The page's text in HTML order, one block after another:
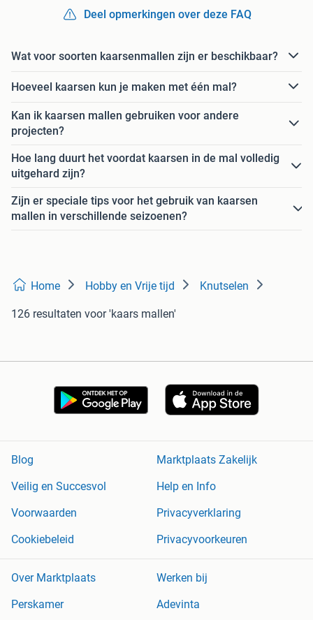
Deel opmerkingen over deze FAQ
Wat voor soorten kaarsenmallen zijn er beschikbaar?
Hoeveel kaarsen kun je maken met één mal?
Kan ik kaarsen mallen gebruiken voor andere
projecten?
Hoe lang duurt het voordat kaarsen in de mal volledig
uitgehard zijn?
Zijn er speciale tips voor het gebruik van kaarsen
mallen in verschillende seizoenen?
Home Hobby en Vrije tijd Knutselen
126 resultaten voor 'kaars mallen'
Blog
Marktplaats Zakelijk
Veilig en Succesvol
Help en Info
Voorwaarden
Privacyverklaring
Cookiebeleid
Privacyvoorkeuren
Over Marktplaats
Werken bij
Perskamer
Adevinta